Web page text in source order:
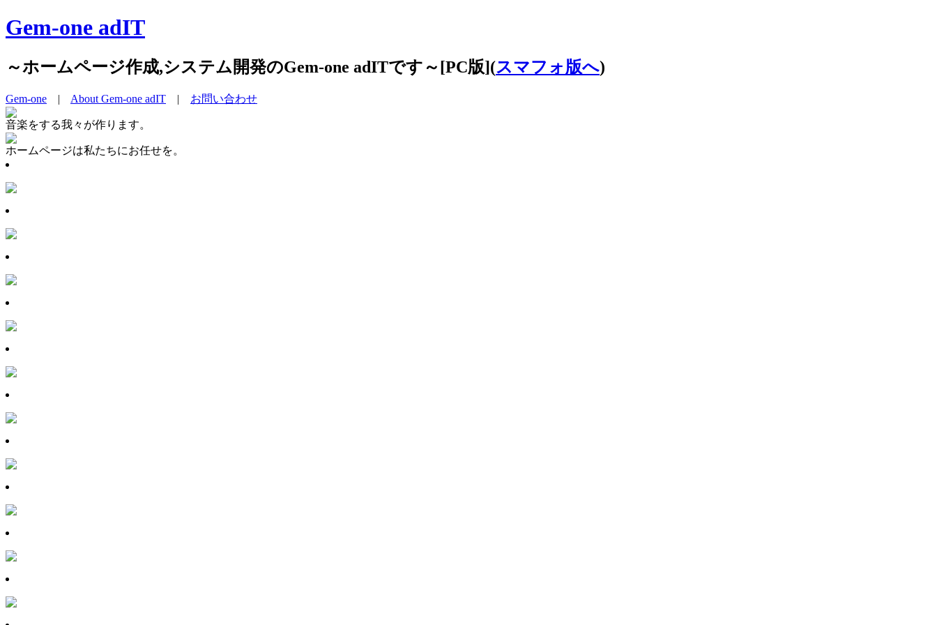
Gem-one adIT
～ホームページ作成,システム開発のGem-one adITです～[PC版](スマフォ版へ)
Gem-one | About Gem-one adIT | お問い合わせ
音楽をする我々が作ります。
ホームページは私たちにお任せを。